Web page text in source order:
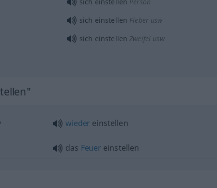
sich einstellen Fieber usw
sich einstellen Zweifel usw
wieder einstellen
das Feuer einstellen